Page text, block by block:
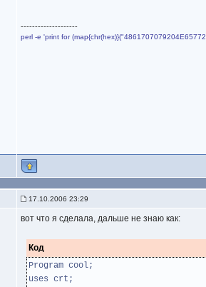
--------------------
perl -e 'print for
17.10.2006 23:29
вот что я сделала, дальше не знаю как:
Код
Program cool;
uses crt;